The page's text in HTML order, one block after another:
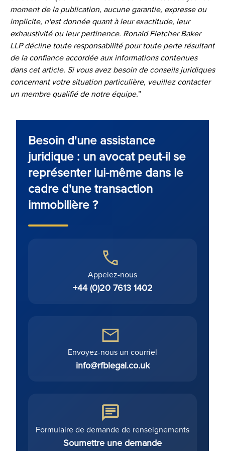
moment de la publication, aucune garantie, expresse ou
implicite, n'est donnée quant à leur exactitude, leur
exhaustivité ou leur pertinence. Ronald Fletcher Baker
LLP décline toute responsabilité pour toute perte résultant
de la confiance accordée aux informations contenues
dans cet article. Si vous avez besoin de conseils juridiques
concernant votre situation particulière, veuillez contacter
un membre qualifié de notre équipe.”
Besoin d'une assistance
juridique : un avocat peut-il se
représenter lui-même dans le
cadre d'une transaction
immobilière ?
Appelez-nous
+44 (0)20 7613 1402
Envoyez-nous un courriel
info@rfblegal.co.uk
Formulaire de demande de renseignements
Soumettre une demande